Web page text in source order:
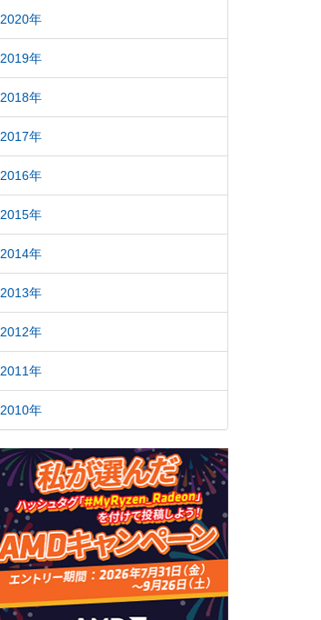
2020年
2019年
2018年
2017年
2016年
2015年
2014年
2013年
2012年
2011年
2010年